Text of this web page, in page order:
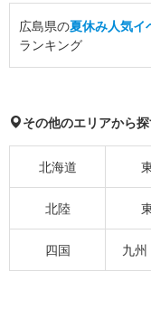
広島県の夏休み人気イ
ランキング
その他のエリアから
北海道
北陸
四国 九